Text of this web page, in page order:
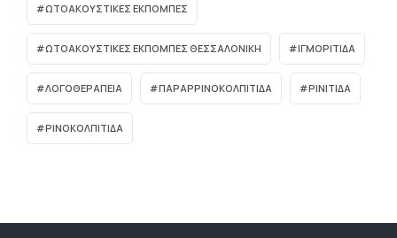
ΩΤΟΑΚΟΥΣΤΙΚΈΣ ΕΚΠΟΜΠΈΣ
ΩΤΟΑΚΟΥΣΤΙΚΈΣ ΕΚΠΟΜΠΈΣ ΘΕΣΣΑΛΟΝΊΚΗ ΙΓΜΟΡΊΤΙΔΑ
ΛΟΓΟΘΕΡΑΠΕΊΑ ΠΑΡΑΡΡΙΝΟΚΟΛΠΊΤΙΔΑ ΡΙΝΊΤΙΔΑ
ΡΙΝΟΚΟΛΠΊΤΙΔΑ